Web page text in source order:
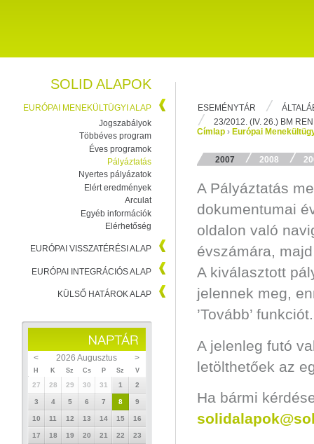
ESEMÉNYTÁR
23/2012. (IV. 26.) BM
SOLID ALAPOK
EURÓPAI MENEKÜLTÜGYI ALAP
Jogszabályok
Többéves program
Éves programok
Pályáztatás
Nyertes pályázatok
Elért eredmények
Arculat
Egyéb információk
Elérhetőség
EURÓPAI VISSZATÉRÉSI ALAP
EURÓPAI INTEGRÁCIÓS ALAP
KÜLSŐ HATÁROK ALAP
< 2026 Augusztus >
H K Sz Cs P Sz V
27 28 29 30 31 1 2
3 4 5 6 7 8 9
10 11 12 13 14 15 16
17 18 19 20 21 22 23
Címlap › Európai
2007 2008
A Pályáztatás
dokumentumai
oldalon való
évszámára,
A kiválasztott
jelennek meg,
’Tovább’ funkciót.
A jelenleg futó
letölthetőek az
Ha bármi